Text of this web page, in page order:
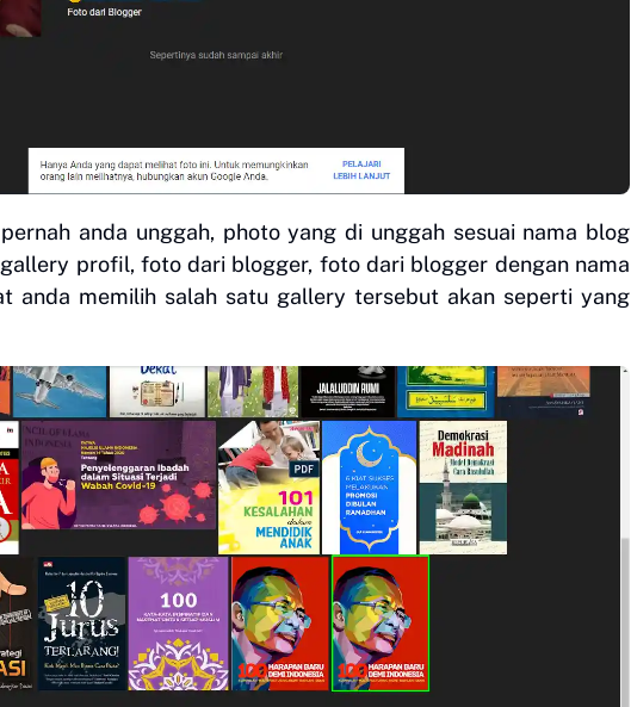
anda unggah, photo yang di unggah sesuai nama blog
profil, foto dari blogger, foto dari blogger dengan nama
anda memilih salah satu gallery tersebut akan seperti yang